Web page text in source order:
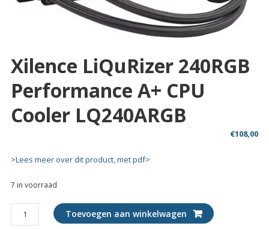
Xilence LiQuRizer 240RGB
Performance A+ CPU
Cooler LQ240ARGB
€108,00
>Lees meer over dit product, met pdf>
7 in voorraad
Xilence
LiQuRizer
Toevoegen aan winkelwagen